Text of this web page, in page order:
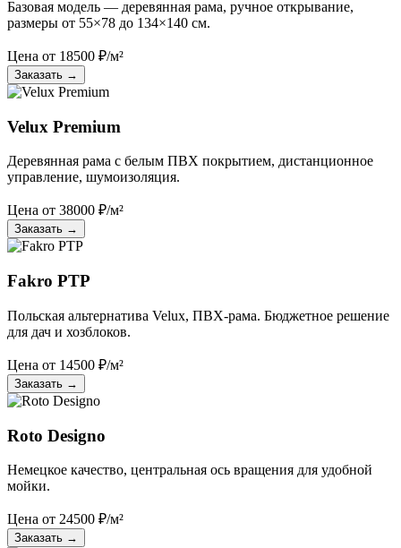
Базовая модель — деревянная рама, ручное открывание,
размеры от 55×78 до 134×140 см.
Цена от 18500 ₽/м²
Заказать →
Velux Premium
Деревянная рама с белым ПВХ покрытием, дистанционное
управление, шумоизоляция.
Цена от 38000 ₽/м²
Заказать →
Fakro PTP
Польская альтернатива Velux, ПВХ-рама. Бюджетное решение
для дач и хозблоков.
Цена от 14500 ₽/м²
Заказать →
Roto Designo
Немецкое качество, центральная ось вращения для удобной
мойки.
Цена от 24500 ₽/м²
Заказать →